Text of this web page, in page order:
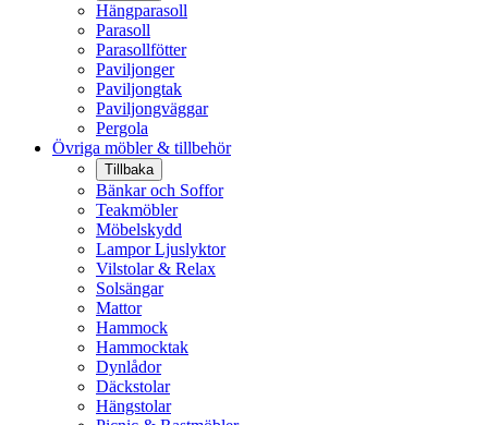
Hängparasoll
Parasoll
Parasollfötter
Paviljonger
Paviljongtak
Paviljongväggar
Pergola
Övriga möbler & tillbehör
Tillbaka
Bänkar och Soffor
Teakmöbler
Möbelskydd
Lampor Ljuslyktor
Vilstolar & Relax
Solsängar
Mattor
Hammock
Hammocktak
Dynlådor
Däckstolar
Hängstolar